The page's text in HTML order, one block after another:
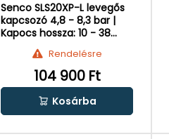
Senco SLS20XP-L levegős
kapcsozó 4,8 - 8,3 bar |
Kapocs hossza: 10 - 38
Rendelésre
104 900 Ft
Kosárba